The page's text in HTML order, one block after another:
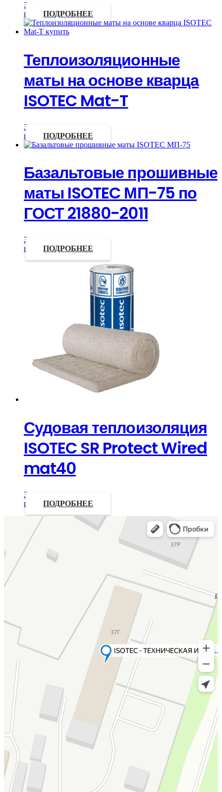
Запросить
цену
ПОДРОБНЕЕ
Теплоизоляционные
маты на основе кварца
ISOTEC Mat-T
Запросить
цену
ПОДРОБНЕЕ
Базальтовые прошивные
маты ISOTEC МП-75 по
ГОСТ 21880-2011
Запросить
цену
ПОДРОБНЕЕ
Судовая теплоизоляция
ISOTEC SR Protect Wired
mat40
Запросить
цену
ПОДРОБНЕЕ